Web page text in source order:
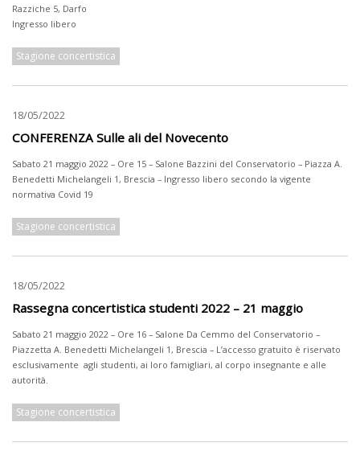
Razziche 5, Darfo
Ingresso libero
Stagione concertistica
18/05/2022
CONFERENZA Sulle ali del Novecento
Sabato 21 maggio 2022 – Ore 15 – Salone Bazzini del Conservatorio – Piazza A.
Benedetti Michelangeli 1, Brescia – Ingresso libero secondo la vigente
normativa Covid 19
Stagione concertistica
18/05/2022
Rassegna concertistica studenti 2022 – 21 maggio
Sabato 21 maggio 2022 – Ore 16 – Salone Da Cemmo del Conservatorio –
Piazzetta A. Benedetti Michelangeli 1, Brescia – L’accesso gratuito è riservato
esclusivamente agli studenti, ai loro famigliari, al corpo insegnante e alle
autorità.
Stagione concertistica